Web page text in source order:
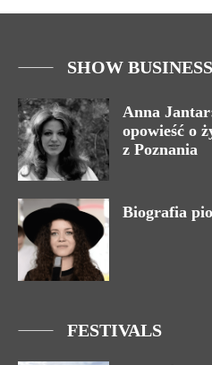
SHOW BUSINESS
Anna
opowieść o
z Poznania
Biografia
FESTIVALS